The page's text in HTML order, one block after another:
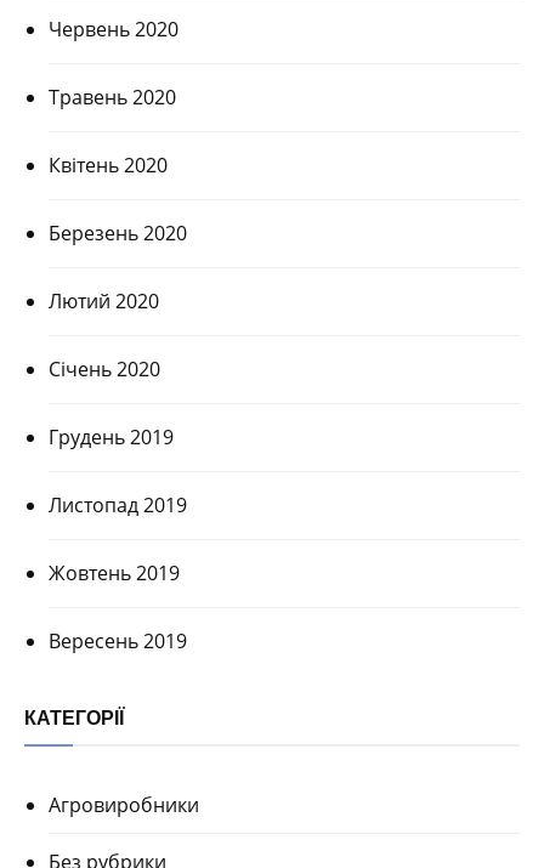
Червень 2020
Травень 2020
Квітень 2020
Березень 2020
Лютий 2020
Січень 2020
Грудень 2019
Листопад 2019
Жовтень 2019
Вересень 2019
КАТЕГОРІЇ
Агровиробники
Без рубрики